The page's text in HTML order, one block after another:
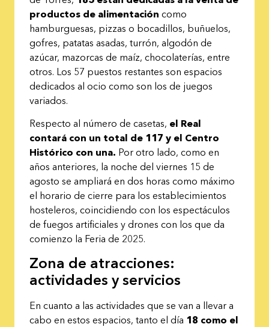
productos de alimentación como
hamburguesas, pizzas o bocadillos, buñuelos,
gofres, patatas asadas, turrón, algodón de
azúcar, mazorcas de maíz, chocolaterías, entre
otros. Los 57 puestos restantes son espacios
dedicados al ocio como son los de juegos
variados.
Respecto al número de casetas, el Real
contará con un total de 117 y el Centro
Histórico con una. Por otro lado, como en
años anteriores, la noche del viernes 15 de
agosto se ampliará en dos horas como máximo
el horario de cierre para los establecimientos
hosteleros, coincidiendo con los espectáculos
de fuegos artificiales y drones con los que da
comienzo la Feria de 2025.
Zona de atracciones:
actividades yservicios
En cuanto a las actividades que se van a llevar a
cabo en estos espacios, tanto el día 18 como el